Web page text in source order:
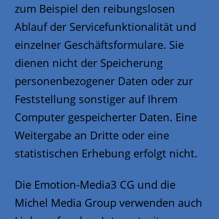
zum Beispiel den reibungslosen
Ablauf der Servicefunktionalität und
einzelner Geschäftsformulare. Sie
dienen nicht der Speicherung
personenbezogener Daten oder zur
Feststellung sonstiger auf Ihrem
Computer gespeicherter Daten. Eine
Weitergabe an Dritte oder eine
statistischen Erhebung erfolgt nicht.
Die Emotion-Media3 CG und die
Michel Media Group verwenden auch